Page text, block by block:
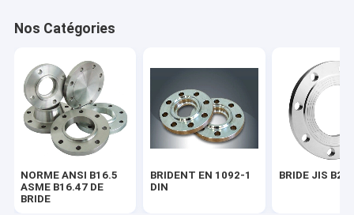
PIÈCE EN T DE TUYAU D'ACIER
Réducteur de tuyau d'acier
Chapeau de tuyau d'acier
FROGED ADAPTANT ASME B16.11
Nos Catégories
NORME ANSI B16.5
ASME B16.47 DE
BRIDE
BRIDENT EN 1092-1
DIN
BRIDE JIS